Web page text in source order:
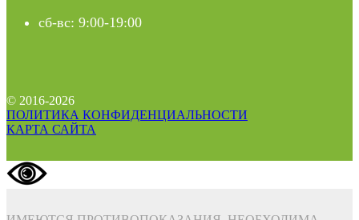
сб-вс: 9:00-19:00
© 2016-2026
ПОЛИТИКА КОНФИДЕНЦИАЛЬНОСТИ
КАРТА САЙТА